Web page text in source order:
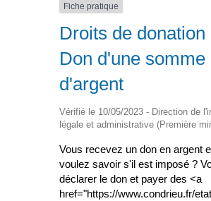
Fiche pratique
Droits de donation
Don d'une somme
d'argent
Vérifié le 10/05/2023 - Direction de
légale et administrative (Première
Vous recevez un don en argent
voulez savoir s'il est imposé ?
déclarer le don et payer des <a
href="https://www.condrieu.fr/